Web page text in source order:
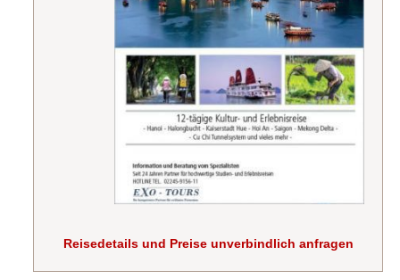
Reisedetails und Preise unverbindlich anfragen